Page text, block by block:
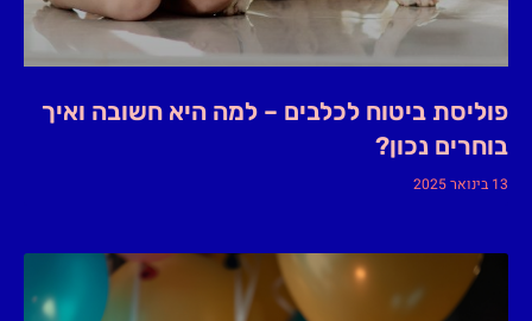
פוליסת ביטוח לכלבים – למה היא חשובה ואיך
בוחרים נכון?
13 בינואר 2025